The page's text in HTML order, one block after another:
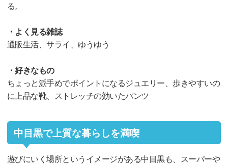
る。
・よく見る雑誌
通販生活、サライ、ゆうゆう
・好きなもの
ちょっと派手めでポイントになるジュエリー、歩きやすいの
に上品な靴、ストレッチの効いたパンツ
中目黒で上質な暮らしを満喫
遊びにいく場所というイメージがある中目黒も、スーパーや